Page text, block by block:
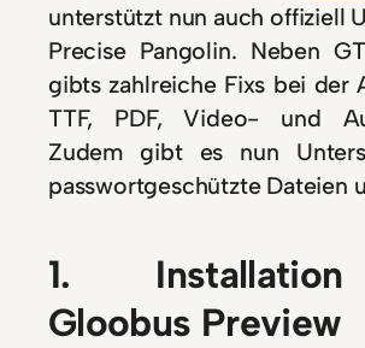
unterstützt nun auch offiziell
Precise Pangolin. Neben
gibts zahlreiche Fixs bei der
TTF, PDF, Video- und
Zudem gibt es nun
passwortgeschützte Dateien
1.
Gloobus Preview